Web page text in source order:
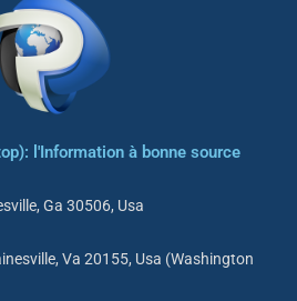
l'Information à bonne source
Ga 30506, Usa
Va 20155, Usa (Washington